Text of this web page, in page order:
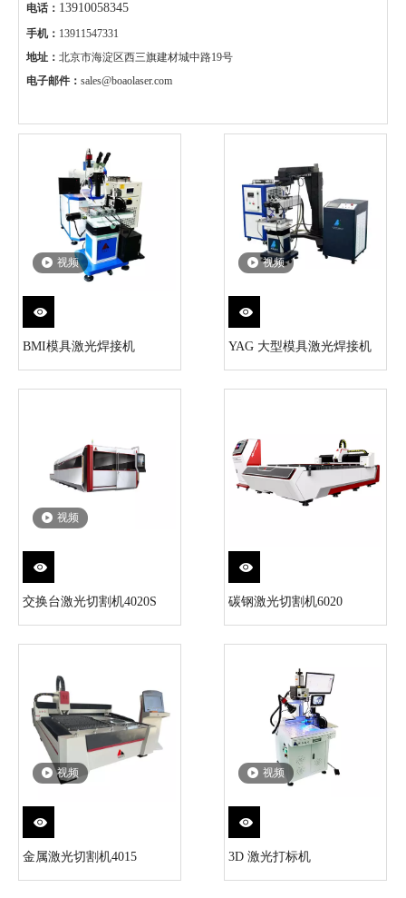
电话： 13910058345
手机： 13911547331
地址： 北京市海淀区西三旗建材城中路19号
电子邮件： sales@boaolaser.com
视频
BMI模具激光焊接机
视频
YAG 大型模具激光焊接机
视频
交换台激光切割机4020S 碳钢激光切割机6020
视频
金属激光切割机4015
视频
3D 激光打标机